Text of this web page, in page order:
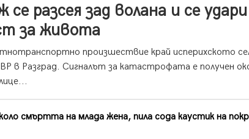
разсея зад волана и се
за живота
произшествие край исперихското
в Разград. Сигналът за катастрофата е получен
смъртта на млада жена, пила сода каустик на